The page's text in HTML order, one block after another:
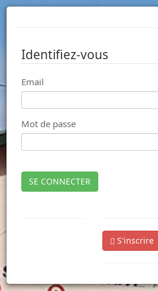
Identifiez-vous
Email
Mot de passe
SE CONNECTER
S'inscrire